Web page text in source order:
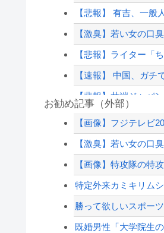
【悲報】 有吉、一
【激臭】若い女の口
【悲報】ライター「
【速報】 中国、ガチ
【悲報】井端ジャパ
【画像】チー牛が必
【言葉狩り】「ママ
松のや「ママ応援企
【言葉狩り】「ママ
【配信者】「金バエ
【緊急速報】NYで警
お勧め記事（外部）
【画像】フジテレビ
【激臭】若い女の口
【画像】特攻隊の特
特定外来カミキリム
勝って欲しいスポー
既婚男性「大学院生